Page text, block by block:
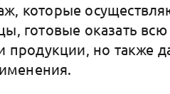
которые
готовые оказать всю
но также